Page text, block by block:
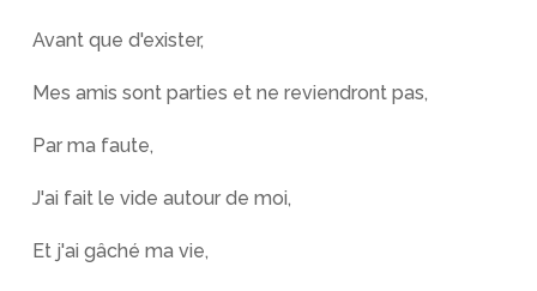
Avant que d'exister,
Mes amis sont parties et ne reviendront pas,
Par ma faute,
J'ai fait le vide autour de moi,
Et j'ai gâché ma vie,